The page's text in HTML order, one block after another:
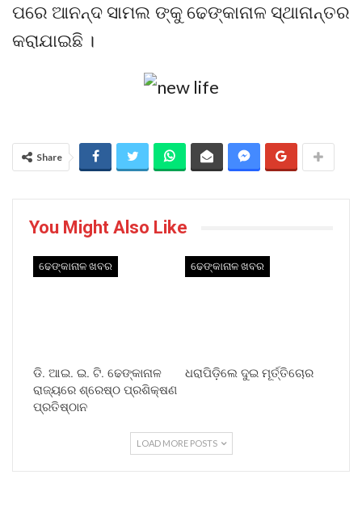
ପରେ ଆନନ୍ଦ ସାମଲ ଙ୍କୁ ଢେଙ୍କାନାଳ ସ୍ଥାନାନ୍ତର
କରାଯାଇଛି ।
Share
You Might Also Like
ଢେଙ୍କାନାଳ ଖବର
ଡି. ଆଇ. ଇ. ଟି. ଢେଙ୍କାନାଳ
ରାଜ୍ୟରେ ଶ୍ରେଷ୍ଠ ପ୍ରଶିକ୍ଷଣ
ପ୍ରତିଷ୍ଠାନ
ଢେଙ୍କାନାଳ ଖବର
ଧରାପିଡ଼ିଲେ ଦୁଇ ମୂର୍ତ୍ତିଚୋର
LOAD MORE POSTS